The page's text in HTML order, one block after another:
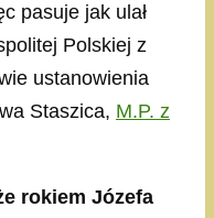
pasuje jak ulał
Polskiej z
ustanowienia
Staszica, M.P. z
rokiem Józefa